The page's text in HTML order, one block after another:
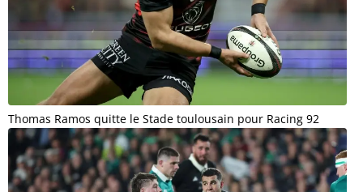
Thomas Ramos quitte le Stade toulousain pour Racing 92